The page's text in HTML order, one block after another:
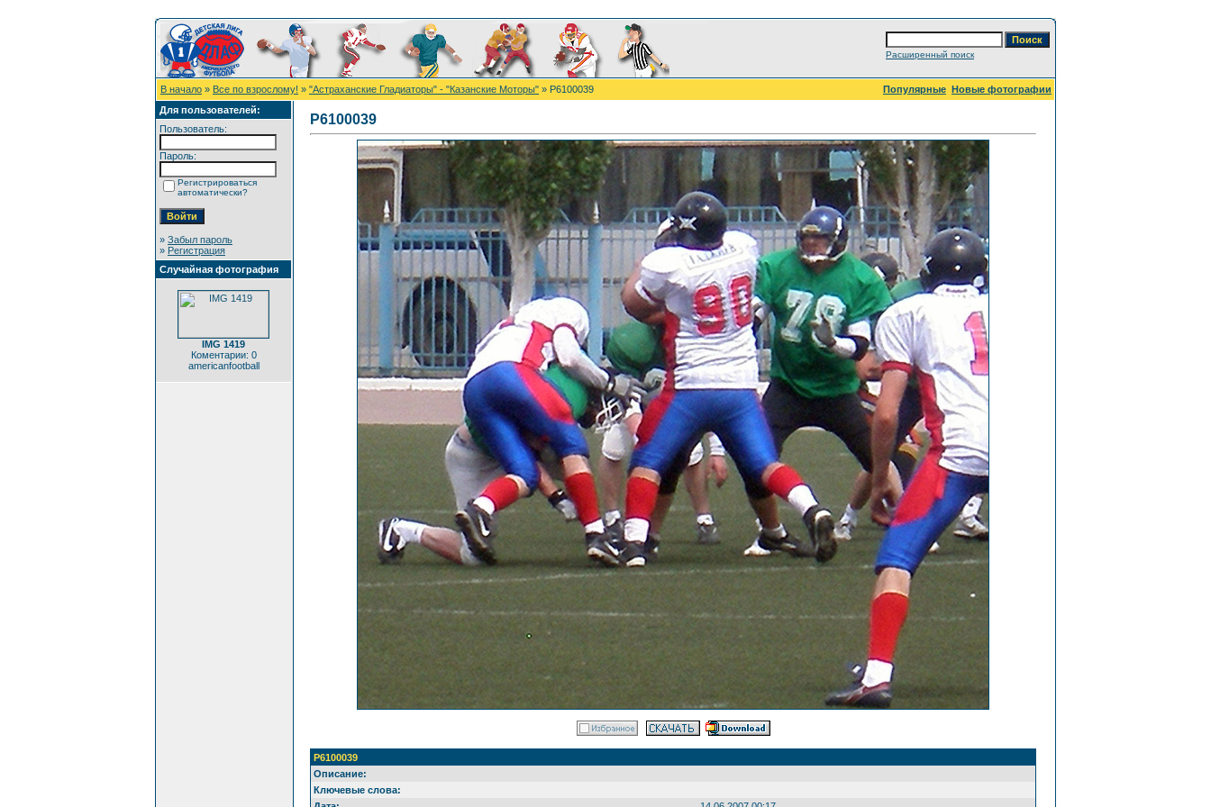
Расширенный поиск
В начало » Все по взрослому! » "Астраханские Гладиаторы" - "Казанские Моторы" » P6100039 Популярные Новые фотографии
Для пользователей:
Пользователь:
Пароль:
Регистрироваться
автоматически?
» Забыл пароль
» Регистрация
Случайная фотография
IMG 1419
Коментарии: 0
americanfootball
P6100039
P6100039
Описание:
Ключевые слова: